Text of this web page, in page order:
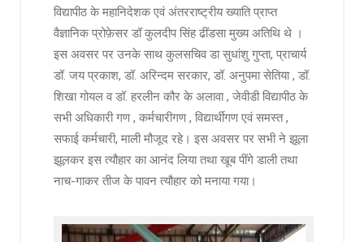
विद्यापीठ के महानिदेशक एवं अंतरराष्ट्रीय ख्याति प्राप्त
वैज्ञानिक प्रोफ़ेसर डॉ कुलदीप सिंह ढींडसा मुख्य अतिथि थे ।
इस अवसर पर उनके साथ कुलसचिव डा सुधांशु गुप्ता, प्राचार्य
डॉ. जय प्रकाश, डॉ. अरिन्दम सरकार, डॉ. अनुपमा सेतिया , डॉ.
शिखा गोयल व डॉ. हरलीन कौर के अलावा , जेवीडी विद्यापीठ के
सभी अधिकारी गण , कर्मचारीगण , विद्यार्थीगण एवं समस्त ,
सफाई कर्मचारी, माली मौजूद रहे। इस अवसर पर सभी ने झूला
झूलकर इस त्यौहार का आनंद लिया तथा खूब पींगे डाली तथा
नाच-गाकर तीज के पावन त्यौहार को मनाया गया।